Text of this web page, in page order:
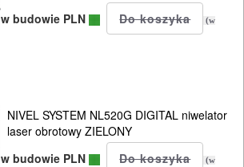
w budowie PLN
(w
NIVEL SYSTEM NL520G DIGITAL niwelator
laser obrotowy ZIELONY
w budowie PLN
(w